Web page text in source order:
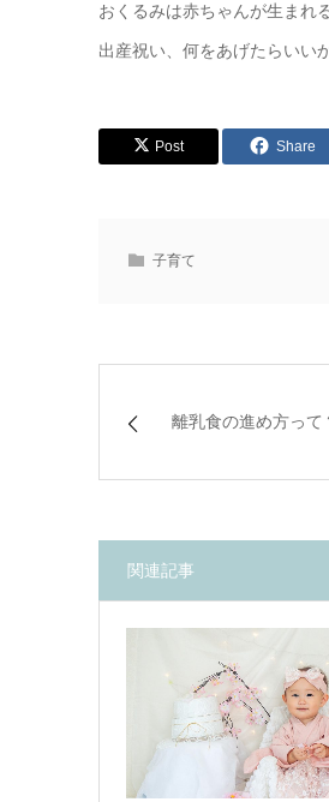
おくるみは赤ちゃんが生まれ
出産祝い、何をあげたらいい
Post Share
子育て
離乳食の進め方って
関連記事